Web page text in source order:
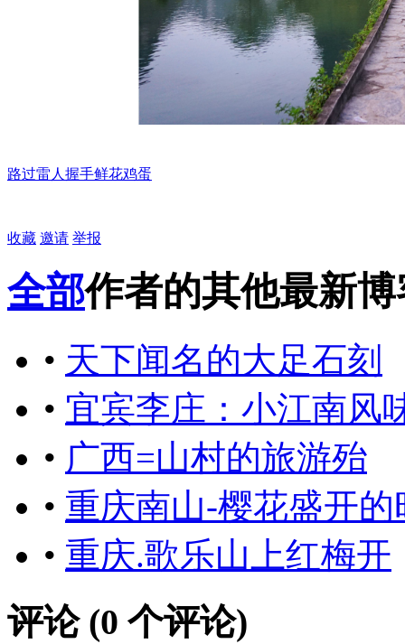
路过雷人 握手鲜花鸡蛋
收藏 邀请 举报
全部作者的其他最新博
• 天下闻名的大足石刻
• 宜宾李庄：小江南风
• 广西=山村的旅游殆
• 重庆南山-樱花盛开的
• 重庆.歌乐山上红梅开
评论 (0 个评论)